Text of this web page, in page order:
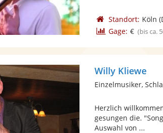
Standort: Köln
Gage: € (bis ca.
Willy Kliewe
Einzelmusiker,
Herzlich
gesungen die.
Auswahl von ...